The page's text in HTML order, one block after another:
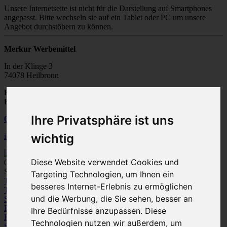
Ihre Privatsphäre ist uns
wichtig
Diese Website verwendet Cookies und
Targeting Technologien, um Ihnen ein
besseres Internet-Erlebnis zu ermöglichen
und die Werbung, die Sie sehen, besser an
Ihre Bedürfnisse anzupassen. Diese
Technologien nutzen wir außerdem, um
Unsere Internetseite ist nicht für die Darstellung auf Smartphones
angepasst. Bitte wechseln sie auf ein Tablet oder PC um unsere
Angebot durchstöbern zu können.
Merkur Werbemittel
In der Klinge 3
74078 Heilbronn
Fax:
E-Mail:
07131
28 50 20
info@merkur-werbemittel.de
0
Spezialist für Werbeartikel und Textile Werbung
Textilien
T-Shirts
Polo-Shirts Sweatshirts /
Sweatjacken FleeceBodywarmer/WestenJacken Hemden und
Blusen
Pullover / StrickjackenHosen
Kleinkinder-Bekleidung